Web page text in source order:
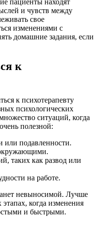
пациенты находят
и чувств между
свое
изменениями с
домашние задания, если
к
к психотерапевту
психологических
ситуаций, когда
полезной:
или подавленности.
таких как развод или
на работе.
невыносимой. Лучше
когда изменения
и быстрыми.